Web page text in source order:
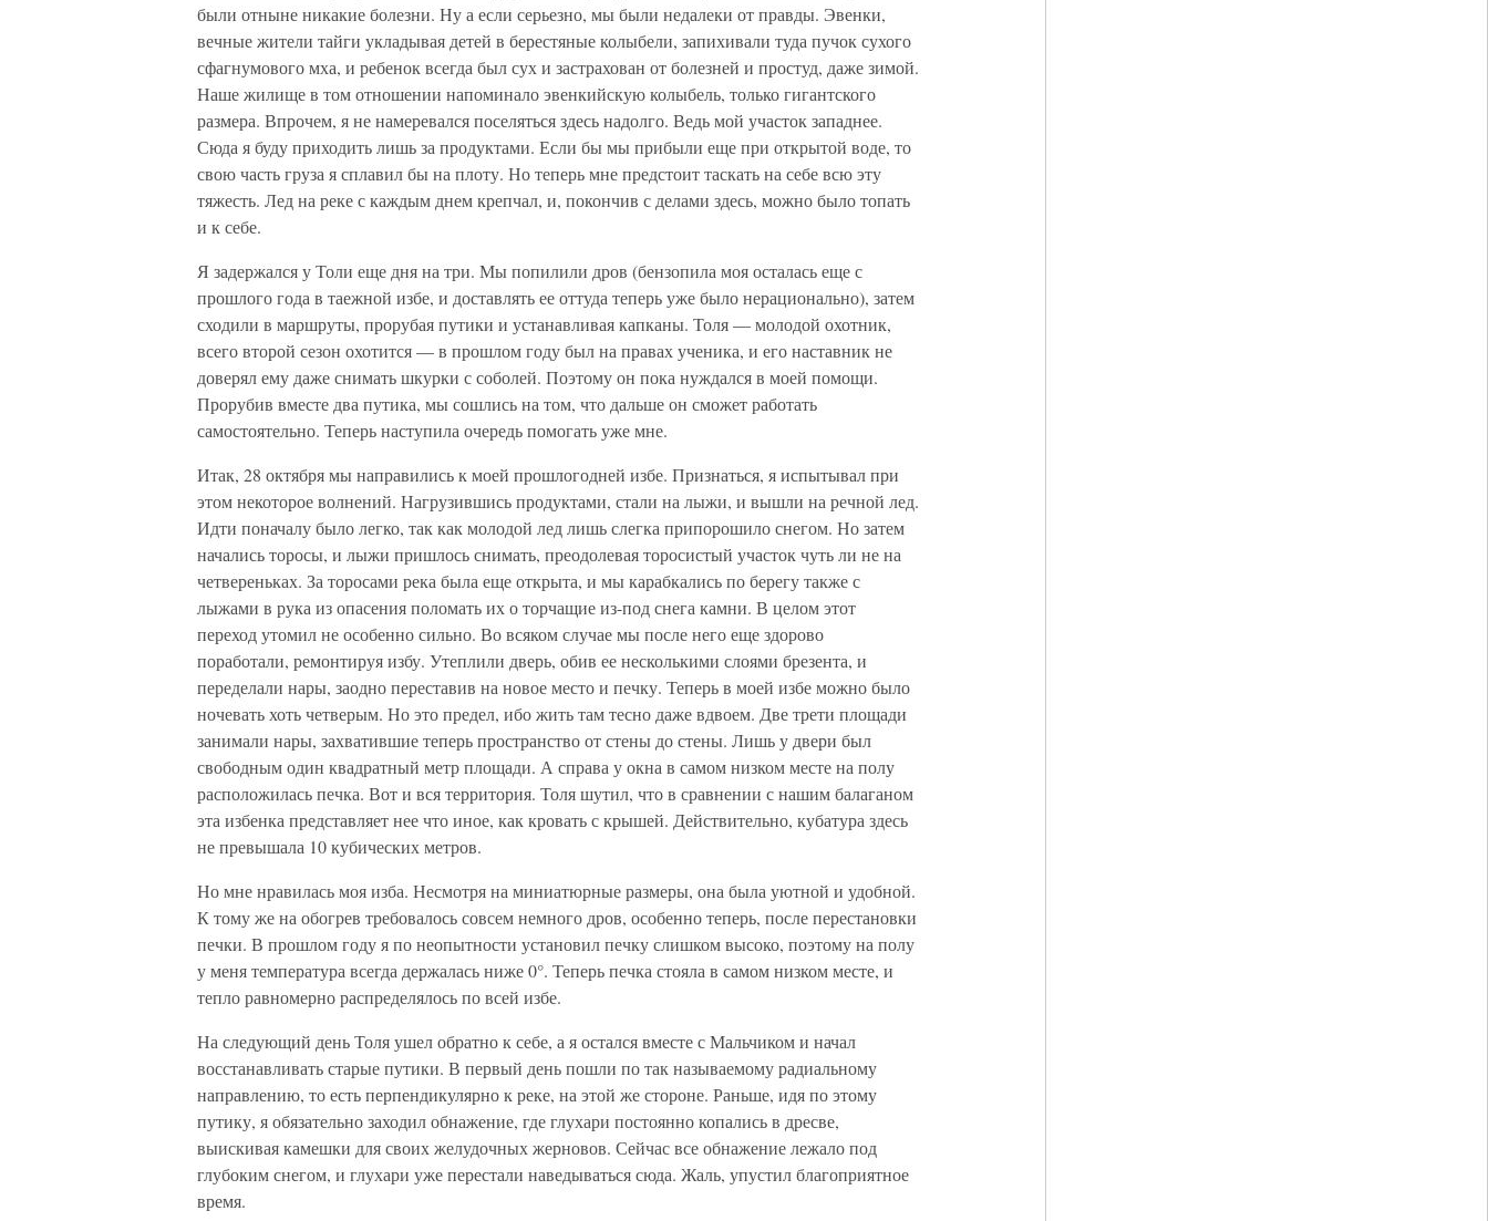
были отныне никакие болезни. Ну а если серьезно, мы были недалеки от правды. Эвенки,
вечные жители тайги укладывая детей в берестяные колыбели, запихивали туда пучок сухого
сфагнумового мха, и ребенок всегда был сух и застрахован от болезней и простуд, даже зимой.
Наше жилище в том отношении напоминало эвенкийскую колыбель, только гигантского
размера. Впрочем, я не намеревался поселяться здесь надолго. Ведь мой участок западнее.
Сюда я буду приходить лишь за продуктами. Если бы мы прибыли еще при открытой воде, то
свою часть груза я сплавил бы на плоту. Но теперь мне предстоит таскать на себе всю эту
тяжесть. Лед на реке с каждым днем крепчал, и, покончив с делами здесь, можно было топать
и к себе.
Я задержался у Толи еще дня на три. Мы попилили дров (бензопила моя осталась еще с
прошлого года в таежной избе, и доставлять ее оттуда теперь уже было нерационально), затем
сходили в маршруты, прорубая путики и устанавливая капканы. Толя — молодой охотник,
всего второй сезон охотится — в прошлом году был на правах ученика, и его наставник не
доверял ему даже снимать шкурки с соболей. Поэтому он пока нуждался в моей помощи.
Прорубив вместе два путика, мы сошлись на том, что дальше он сможет работать
самостоятельно. Теперь наступила очередь помогать уже мне.
Итак, 28 октября мы направились к моей прошлогодней избе. Признаться, я испытывал при
этом некоторое волнений. Нагрузившись продуктами, стали на лыжи, и вышли на речной лед.
Идти поначалу было легко, так как молодой лед лишь слегка припорошило снегом. Но затем
начались торосы, и лыжи пришлось снимать, преодолевая торосистый участок чуть ли не на
четвереньках. За торосами река была еще открыта, и мы карабкались по берегу также с
лыжами в рука из опасения поломать их о торчащие из-под снега камни. В целом этот
переход утомил не особенно сильно. Во всяком случае мы после него еще здорово
поработали, ремонтируя избу. Утеплили дверь, обив ее несколькими слоями брезента, и
переделали нары, заодно переставив на новое место и печку. Теперь в моей избе можно было
ночевать хоть четверым. Но это предел, ибо жить там тесно даже вдвоем. Две трети площади
занимали нары, захватившие теперь пространство от стены до стены. Лишь у двери был
свободным один квадратный метр площади. А справа у окна в самом низком месте на полу
расположилась печка. Вот и вся территория. Толя шутил, что в сравнении с нашим балаганом
эта избенка представляет нее что иное, как кровать с крышей. Действительно, кубатура здесь
не превышала 10 кубических метров.
Но мне нравилась моя изба. Несмотря на миниатюрные размеры, она была уютной и удобной.
К тому же на обогрев требовалось совсем немного дров, особенно теперь, после перестановки
печки. В прошлом году я по неопытности установил печку слишком высоко, поэтому на полу
у меня температура всегда держалась ниже 0°. Теперь печка стояла в самом низком месте, и
тепло равномерно распределялось по всей избе.
На следующий день Толя ушел обратно к себе, а я остался вместе с Мальчиком и начал
восстанавливать старые путики. В первый день пошли по так называемому радиальному
направлению, то есть перпендикулярно к реке, на этой же стороне. Раньше, идя по этому
путику, я обязательно заходил обнажение, где глухари постоянно копались в дресве,
выискивая камешки для своих желудочных жерновов. Сейчас все обнажение лежало под
глубоким снегом, и глухари уже перестали наведываться сюда. Жаль, упустил благоприятное
время.